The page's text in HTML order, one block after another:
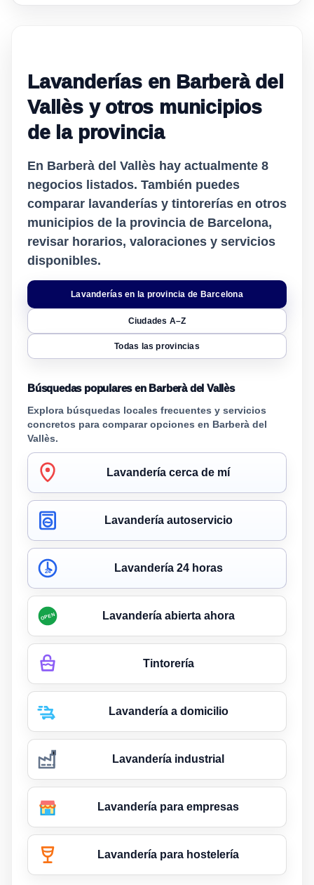
Lavanderías en Barberà del
Vallès y otros municipios
de la provincia
En Barberà del Vallès hay actualmente 8
negocios listados. También puedes
comparar lavanderías y tintorerías en otros
municipios de la provincia de Barcelona,
revisar horarios, valoraciones y servicios
disponibles.
Lavanderías en la provincia de Barcelona
Ciudades A–Z
Todas las provincias
Búsquedas populares en Barberà del Vallès
Explora búsquedas locales frecuentes y servicios
concretos para comparar opciones en Barberà del
Vallès.
Lavandería cerca de mí
Lavandería autoservicio
24 Lavandería 24 horas
OPEN Lavandería abierta ahora
Tintorería
Lavandería a domicilio
Lavandería industrial
Lavandería para empresas
Lavandería para hostelería